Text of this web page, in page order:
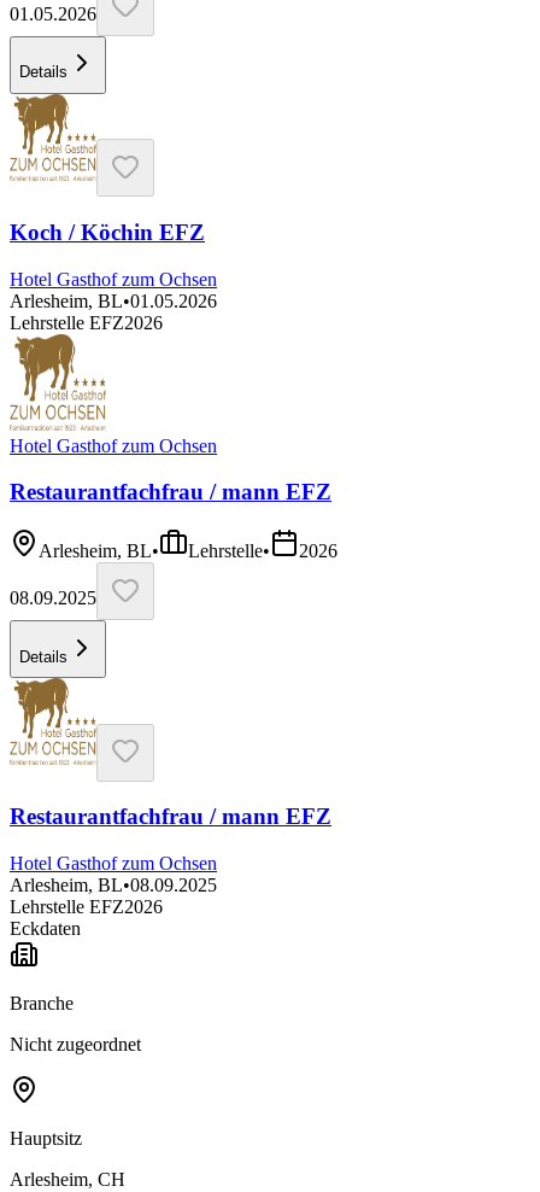
01.05.2026
Details
Koch / Köchin EFZ
Hotel Gasthof zum Ochsen
Arlesheim, BL•01.05.2026
Lehrstelle EFZ2026
Hotel Gasthof zum Ochsen
Restaurantfachfrau / mann EFZ
Arlesheim, BL• Lehrstelle• 2026
08.09.2025
Details
Restaurantfachfrau / mann EFZ
Hotel Gasthof zum Ochsen
Arlesheim, BL•08.09.2025
Lehrstelle EFZ2026
Eckdaten
Branche
Nicht zugeordnet
Hauptsitz
Arlesheim, CH